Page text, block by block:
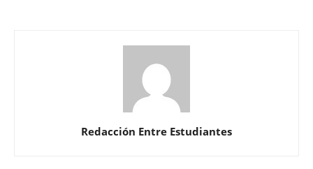
Redacción Entre Estudiantes